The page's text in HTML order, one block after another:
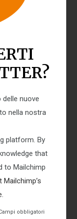
COSCIENZA
RUOLI
nuove
nella nostra
platform. By
that
to Mailchimp
obbligatori